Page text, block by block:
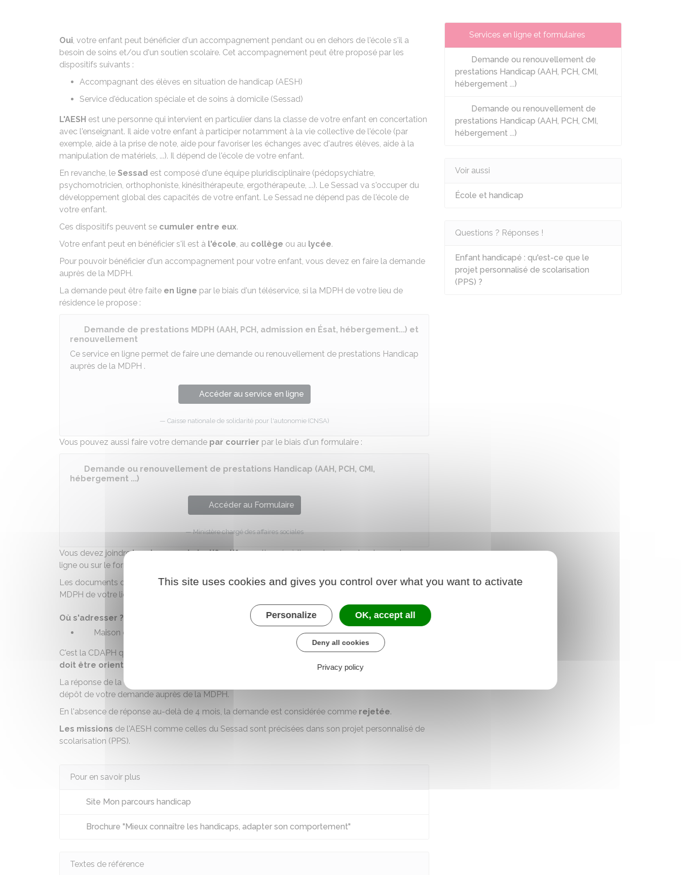
Oui, votre enfant peut bénéficier d'un accompagnement pendant ou en dehors de l'école s'il a
besoin de soins et/ou d'un soutien scolaire. Cet accompagnement peut être proposé par les
dispositifs suivants :
Accompagnant des élèves en situation de handicap (AESH)
Service d'éducation spéciale et de soins à domicile (Sessad)
L'AESH est une personne qui intervient en particulier dans la classe de votre enfant en concertation
avec l'enseignant. Il aide votre enfant à participer notamment à la vie collective de l'école (par
exemple, aide à la prise de note, aide pour favoriser les échanges avec d'autres élèves, aide à la
manipulation de matériels, ...). Il dépend de l'école de votre enfant.
En revanche, le Sessad est composé d'une équipe pluridisciplinaire (pédopsychiatre,
psychomotricien, orthophoniste, kinésithérapeute, ergothérapeute, ...). Le Sessad va s'occuper du
développement global des capacités de votre enfant. Le Sessad ne dépend pas de l'école de
votre enfant.
Ces dispositifs peuvent se cumuler entre eux.
Votre enfant peut en bénéficier s'il est à l'école, au collège ou au lycée.
Pour pouvoir bénéficier d'un accompagnement pour votre enfant, vous devez en faire la demande
auprès de la MDPH.
La demande peut être faite en ligne par le biais d'un téléservice, si la MDPH de votre lieu de
résidence le propose :
Demande de prestations MDPH (AAH, PCH, admission en Ésat, hébergement...) et
renouvellement
Ce service en ligne permet de faire une demande ou renouvellement de prestations Handicap
auprès de la MDPH .
Accéder au service en ligne
Caisse nationale de solidarité pour l'autonomie (CNSA)
Vous pouvez aussi faire votre demande par courrier par le biais d'un formulaire :
Demande ou renouvellement de prestations Handicap (AAH, PCH, CMI,
hébergement ...)
Accéder au Formulaire
Ministère chargé des affaires sociales
Vous devez joindreles documents justificatifsmentionnés à l'occasion de votre demande en
ligne ou sur le formulaire.
Les documents doivent être envoyés (ou scannés si vous faites votre demande en ligne) à la
MDPH de votre lieu de résidence.
Où s'adresser ?
Maison départementale des personnes handicapées (MDPH)
C'est la CDAPH qui décide, selon les besoins de votre enfant, vers quel type d'accompagnement
doit être orienté
La réponse de la CDAPH intervient généralement dans un
dépôt de votre demande auprès de la MDPH.
En l'absence de réponse au-delà de 4 mois, la demande est considérée comme rejetée.
Les missions de l'AESH comme celles du Sessad sont précisées dans son projet personnalisé de
scolarisation (PPS).
Pour en savoir plus
Site Mon parcours handicap
Brochure "Mieux connaître les handicaps, adapter son comportement"
Textes de référence
Services en ligne et formulaires
Demande ou renouvellement de
prestations Handicap (AAH, PCH, CMI,
hébergement ...)
Demande ou renouvellement de
prestations Handicap (AAH, PCH, CMI,
hébergement ...)
Voir aussi
École et handicap
Questions ? Réponses !
Enfant handicapé : qu'est-ce que le
projet personnalisé de scolarisation
(PPS) ?
This site uses cookies and gives you control over what you want to activate
Personalize OK, accept all
Deny all cookies
Privacy policy